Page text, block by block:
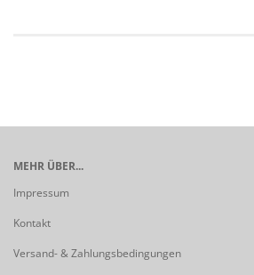
MEHR ÜBER...
Impressum
Kontakt
Versand- & Zahlungsbedingungen